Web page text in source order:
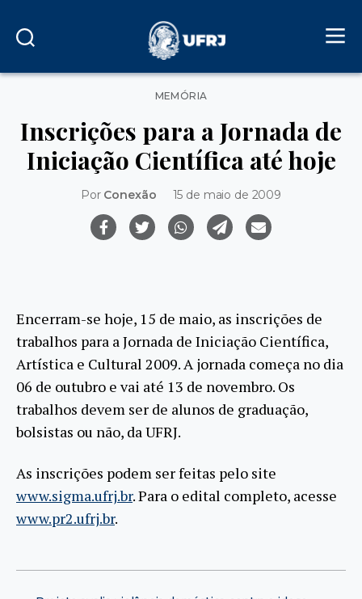
Categorias
MEMÓRIA
Inscrições para a Jornada de
Iniciação Científica até hoje
Por Conexão 15 de maio de 2009
Encerram-se hoje, 15 de maio, as inscrições de
trabalhos para a Jornada de Iniciação Científica,
Artística e Cultural 2009. A jornada começa no dia
06 de outubro e vai até 13 de novembro. Os
trabalhos devem ser de alunos de graduação,
bolsistas ou não, da UFRJ.
As inscrições podem ser feitas pelo site
www.sigma.ufrj.br. Para o edital completo, acesse
www.pr2.ufrj.br.